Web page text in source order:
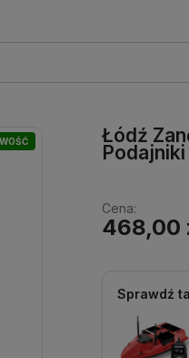
Łódź
Cena:
468,00
Sprawdź